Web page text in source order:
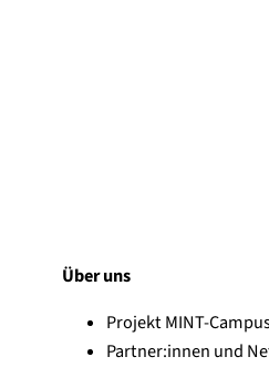
Über uns
Projekt MINT-
Partner:innen und